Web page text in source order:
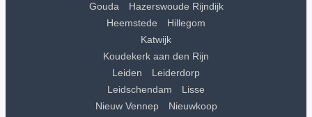
Gouda
Hazerswoude Rijndijk
Heemstede
Hillegom
Katwijk
Koudekerk aan den Rijn
Leiden
Leiderdorp
Leidschendam
Lisse
Nieuw Vennep
Nieuwkoop